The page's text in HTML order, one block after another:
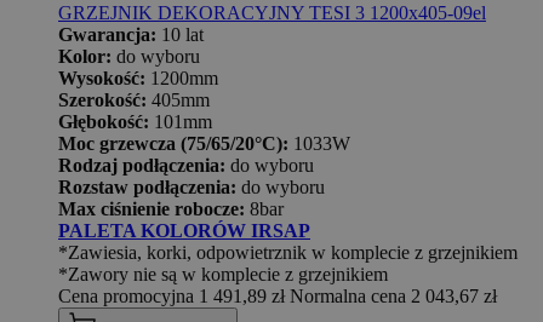
GRZEJNIK DEKORACYJNY TESI 3 1200x405-09el
Gwarancja: 10 lat
Kolor: do wyboru
Wysokość: 1200mm
Szerokość: 405mm
Głębokość: 101mm
Moc grzewcza (75/65/20°C): 1033W
Rodzaj podłączenia: do wyboru
Rozstaw podłączenia: do wyboru
Max ciśnienie robocze: 8bar
PALETA KOLORÓW IRSAP
*Zawiesia, korki, odpowietrznik w komplecie z grzejnikiem
*Zawory nie są w komplecie z grzejnikiem
Cena promocyjna 1 491,89 zł Normalna cena 2 043,67 zł